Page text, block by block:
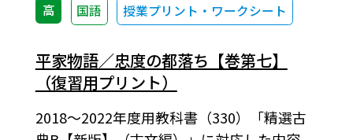
高 国語 授業プリント・ワークシート
平家物語／忠度の都落ち【巻第七】
（復習用プリント）
2018～2022年度用教科書（330）「精選古